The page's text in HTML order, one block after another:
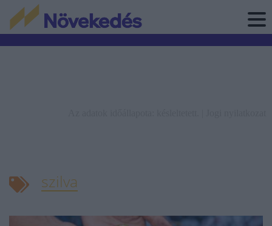
szilva